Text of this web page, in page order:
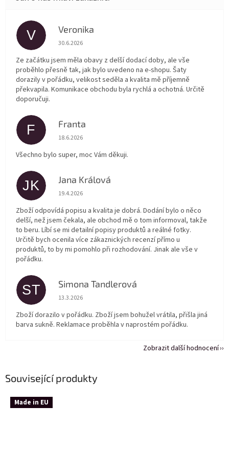
Související produkty
Made in EU
V Veronika
Hodnocení obchodu je 5 z 5 hvězdiček.
30.6.2026
Ze začátku jsem měla obavy z delší dodací doby, ale vše
proběhlo přesně tak, jak bylo uvedeno na e-shopu. Šaty
dorazily v pořádku, velikost seděla a kvalita mě příjemně
překvapila. Komunikace obchodu byla rychlá a ochotná. Určitě
doporučuji.
F Franta
Hodnocení obchodu je 5 z 5 hvězdiček.
18.6.2026
Všechno bylo super, moc Vám děkuji.
JK Jana Králová
Hodnocení obchodu je 5 z 5 hvězdiček.
19.4.2026
Zboží odpovídá popisu a kvalita je dobrá. Dodání bylo o něco
delší, než jsem čekala, ale obchod mě o tom informoval, takže
to beru. Líbí se mi detailní popisy produktů a reálné fotky.
Určitě bych ocenila více zákaznických recenzí přímo u
produktů, to by mi pomohlo při rozhodování. Jinak ale vše v
pořádku.
ST Simona Tandlerová
Hodnocení obchodu je 5 z 5 hvězdiček.
13.3.2026
Zboží dorazilo v pořádku. Zboží jsem bohužel vrátila, přišla jiná
barva sukně. Reklamace proběhla v naprostém pořádku.
Zobrazit další hodnocení